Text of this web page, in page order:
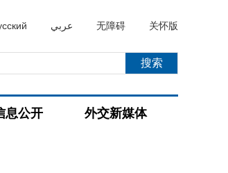
عربي 无障碍 关怀版
息公开 外交新媒体